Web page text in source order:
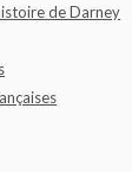
de Darney